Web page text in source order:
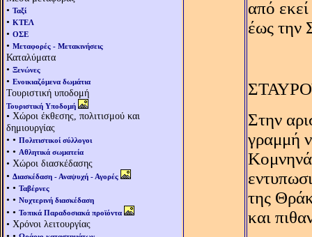
• Ταξί
• ΚΤΕΛ
• ΟΣΕ
• Μεταφορές - Μετακινήσεις
Καταλύματα
• Ξενώνες
• Ενοικιαζόμενα δωμάτια
Τουριστική υποδομή
Τουριστική Υποδομή
• Χώροι έκθεσης, πολιτισμού και
δημιουργίας
• • Πολιτιστικοί σύλλογοι
• • Αθλητικά σωματεία
• Χώροι διασκέδασης
• Διασκέδαση - Αναψυχή - Αγορές
• • Ταβέρνες
• • Νυχτερινή διασκέδαση
• • Τοπικά Παραδοσιακά προϊόντα
• Χρόνοι λειτουργίας
από
έως την
Στην
γραμμή
της
και